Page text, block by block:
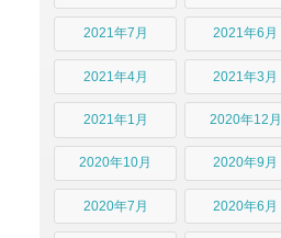
2021年7月 2021年6月
2021年4月 2021年3月
2021年1月 2020年12月
2020年10月 2020年9月
2020年7月 2020年6月